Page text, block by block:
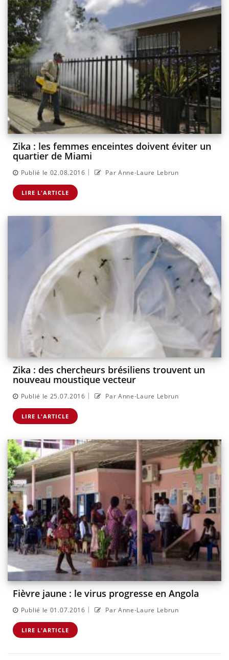
Zika : les femmes enceintes doivent éviter un
quartier de Miami
Publié le 02.08.2016 | Par Anne-Laure Lebrun
LIRE L'ARTICLE
Zika : des chercheurs brésiliens trouvent un
nouveau moustique vecteur
Publié le 25.07.2016 | Par Anne-Laure Lebrun
LIRE L'ARTICLE
Fièvre jaune : le virus progresse en Angola
Publié le 01.07.2016 | Par Anne-Laure Lebrun
LIRE L'ARTICLE